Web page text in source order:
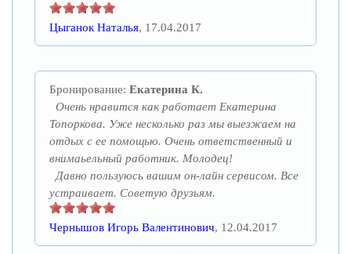
Цыганок Наталья, 17.04.2017
Бронирование: Екатерина К.
Очень нравится как работает Екатерина
Топоркова. Уже несколько раз мы выезжаем на
отдых с ее помощью. Очень ответственный и
внимаьельный работник. Молодец!
Давно пользуюсь вашим он-лайн сервисом. Все
устраивает. Советую друзьям.
Чернышов Игорь Валентинович, 12.04.2017